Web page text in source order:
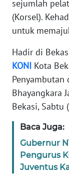
sejumlah
(Korsel).
untuk
Hadir di
KONI Kota
Bhayangkara
Bekasi, Sabtu
Baca Juga:
Gubernur
Pengurus
Juventus
REDAKSI
KARIR
DISCLAIMER
Wahana
News
Regional
SUMUT
WN